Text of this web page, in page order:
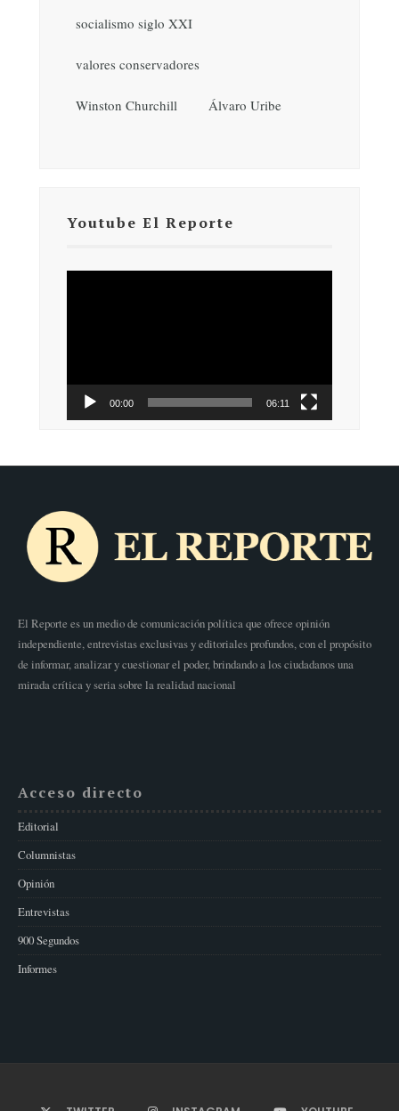
socialismo siglo XXI
valores conservadores
Winston Churchill Álvaro Uribe
Youtube El Reporte
00:00 06:11
El Reporte es un medio de comunicación política que ofrece opinión
independiente, entrevistas exclusivas y editoriales profundos, con el propósito
de informar, analizar y cuestionar el poder, brindando a los ciudadanos una
mirada crítica y seria sobre la realidad nacional
Acceso directo
Editorial
Columnistas
Opinión
Entrevistas
900 Segundos
Informes